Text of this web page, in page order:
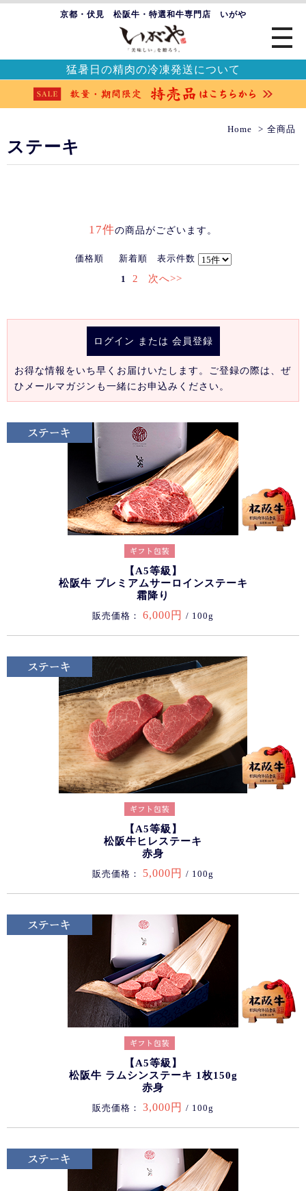
京都・伏見 松阪牛・特選和牛専門店 いがや
猛暑日の精肉の冷凍発送について
Home 全商品
ステーキ
17件の商品がございます。
価格順 新着順 表示件数
1 2 次へ>>
ログイン または 会員登録
お得な情報をいち早くお届けいたします。ご登録の際は、ぜ
ひメールマガジンも一緒にお申込みください。
【A5等級】
松阪牛 プレミアムサーロインステーキ
霜降り
販売価格： 6,000円 / 100g
【A5等級】
松阪牛ヒレステーキ
赤身
販売価格： 5,000円 / 100g
【A5等級】
松阪牛 ラムシンステーキ 1枚150g
赤身
販売価格： 3,000円 / 100g